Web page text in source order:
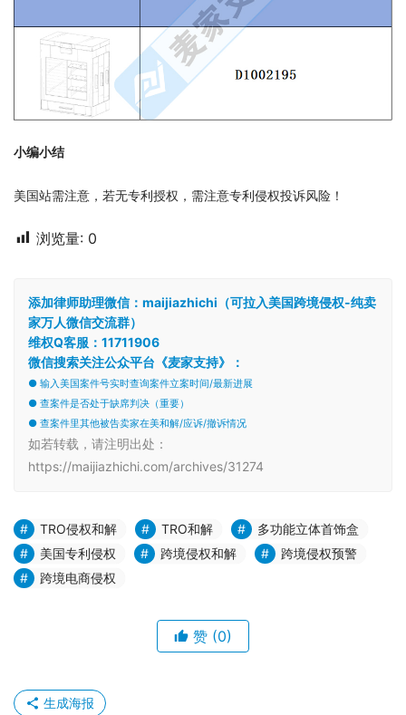
小编小结
美国站需注意，若无专利授权，需注意专利侵权投诉风险！
浏览量: 0
添加律师助理微信：maijiazhichi（可拉入美国跨境侵权-纯卖
家万人微信交流群）
维权Q客服：11711906
微信搜索关注公众平台《麦家支持》：
● 输入美国案件号实时查询案件立案时间/最新进展
● 查案件是否处于缺席判决（重要）
● 查案件里其他被告卖家在美和解/应诉/撤诉情况
如若转载，请注明出处：
https://maijiazhichi.com/archives/31274
TRO侵权和解 TRO和解
多功能立体首饰盒
美国专利侵权
跨境侵权和解
跨境侵权预警
跨境电商侵权
赞 (0)
生成海报